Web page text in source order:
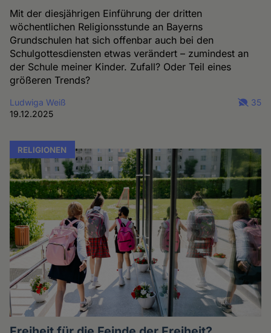
Mit der diesjährigen Einführung der dritten
wöchentlichen Religionsstunde an Bayerns
Grundschulen hat sich offenbar auch bei den
Schulgottesdiensten etwas verändert – zumindest an
der Schule meiner Kinder. Zufall? Oder Teil eines
größeren Trends?
Ludwiga Weiß
19.12.2025
35
RELIGIONEN